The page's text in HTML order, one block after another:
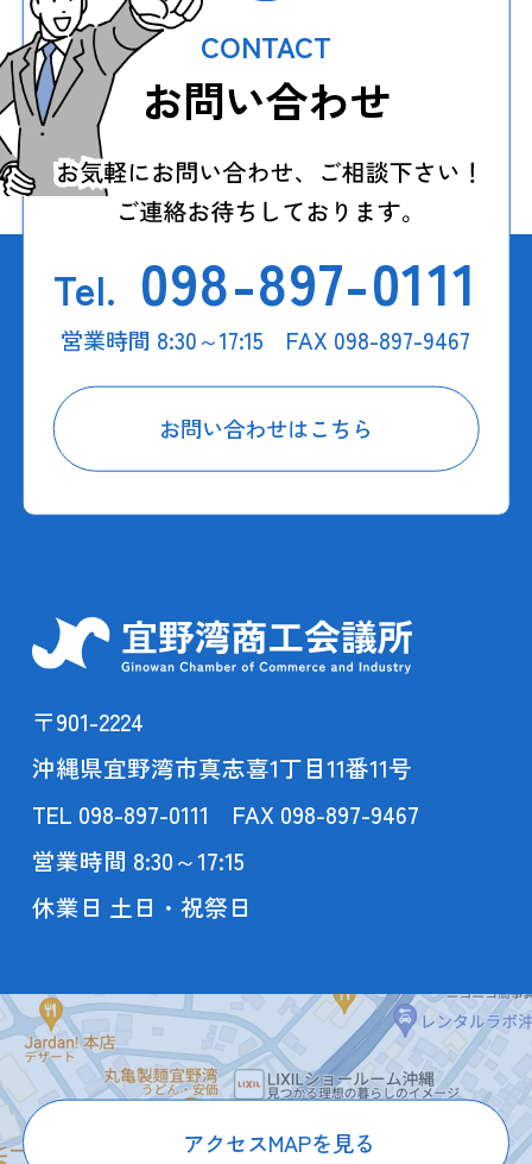
CONTACT
お問い合わせ
Tel. 098-897-0111
営業時間 8:30～17:15 FAX 098-897-9467
お問い合わせはこちら
〒901-2224
沖縄県宜野湾市真志喜1丁目11番11号
TEL 098-897-0111 FAX 098-897-9467
営業時間 8:30～17:15
休業日 土日・祝祭日
アクセスMAPを見る